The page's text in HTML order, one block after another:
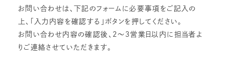
お問い合わせは、下記のフォームに必要事項をご記入の
上、「入力内容を確認する」ボタンを押してください。
お問い合わせ内容の確認後、2～3営業日以内に担当者よ
りご連絡させていただきます。